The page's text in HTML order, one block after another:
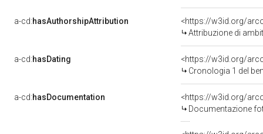
a-cd:hasAuthorshipAttribution
<https://w3id.org/
Attribuzione di
a-cd:hasDating
<https://w3id.org/
Cronologia 1 del
a-cd:hasDocumentation
Documentazione